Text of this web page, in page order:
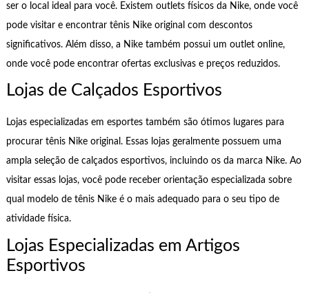
ser o local ideal para você. Existem outlets físicos da Nike, onde você
pode visitar e encontrar tênis Nike original com descontos
significativos. Além disso, a Nike também possui um outlet online,
onde você pode encontrar ofertas exclusivas e preços reduzidos.
Lojas de Calçados Esportivos
Lojas especializadas em esportes também são ótimos lugares para
procurar tênis Nike original. Essas lojas geralmente possuem uma
ampla seleção de calçados esportivos, incluindo os da marca Nike. Ao
visitar essas lojas, você pode receber orientação especializada sobre
qual modelo de tênis Nike é o mais adequado para o seu tipo de
atividade física.
Lojas Especializadas em Artigos
Esportivos